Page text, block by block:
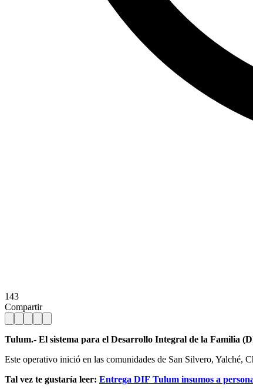
143
Compartir
Tulum.- El sistema para el Desarrollo Integral de la Familia
Este operativo inició en las comunidades de San Silvero, Yalché,
Tal vez te gustaría leer: Entrega DIF Tulum insumos a